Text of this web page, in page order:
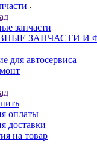
запчасти
ЗАПЧАСТИ И
для автосервиса
оплаты
доставки
на товар